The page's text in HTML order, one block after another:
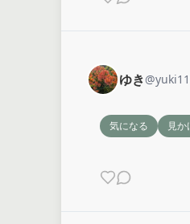
ゆき@
気になる 見か